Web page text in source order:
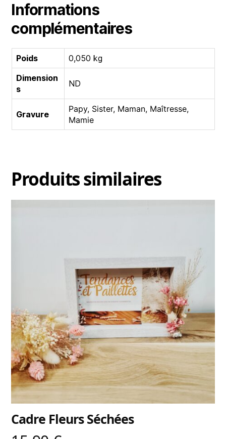
Informations
complémentaires
Poids
0,050 kg
Dimension
s
ND
Gravure
Papy, Sister, Maman, Maîtresse,
Mamie
Produits similaires
Cadre Fleurs Séchées